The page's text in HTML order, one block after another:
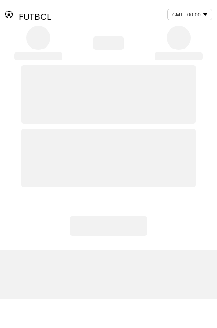
FUTBOL GMT +00:00